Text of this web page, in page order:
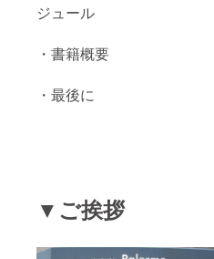
ジュール
・書籍概要
・最後に
▼ご挨拶